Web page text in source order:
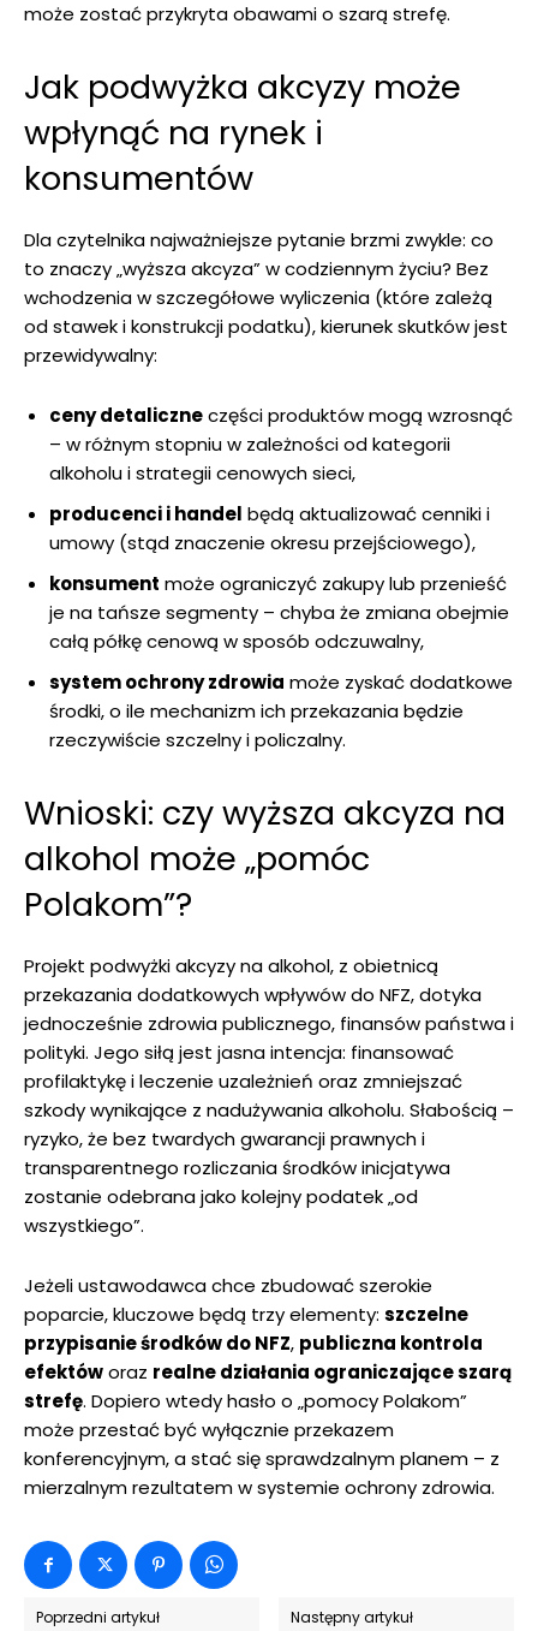
może zostać przykryta obawami o szarą strefę.
Jak podwyżka akcyzy może
wpłynąć na rynek i
konsumentów
Dla czytelnika najważniejsze pytanie brzmi zwykle: co
to znaczy „wyższa akcyza” w codziennym życiu? Bez
wchodzenia w szczegółowe wyliczenia (które zależą
od stawek i konstrukcji podatku), kierunek skutków jest
przewidywalny:
ceny detaliczneczęści produktów mogą wzrosnąć
– w różnym stopniu w zależności od kategorii
alkoholu i strategii cenowych sieci,
producenci i handel będą aktualizować cenniki i
umowy (stąd znaczenie okresu przejściowego),
konsument może ograniczyć zakupy lub przenieść
je na tańsze segmenty – chyba że zmiana obejmie
całą półkę cenową w sposób odczuwalny,
system ochrony zdrowia może zyskać dodatkowe
środki, o ile mechanizm ich przekazania będzie
rzeczywiście szczelny i policzalny.
Wnioski: czy wyższa akcyza na
alkohol może „pomóc
Polakom”?
Projekt podwyżki akcyzy na alkohol, z obietnicą
przekazania dodatkowych wpływów do NFZ, dotyka
jednocześnie zdrowia publicznego, finansów państwa i
polityki. Jego siłą jest jasna intencja: finansować
profilaktykę i leczenie uzależnień oraz zmniejszać
szkody wynikające z nadużywania alkoholu. Słabością –
ryzyko, że bez twardych gwarancji prawnych i
transparentnego rozliczania środków inicjatywa
zostanie odebrana jako kolejny podatek „od
wszystkiego”.
Jeżeli ustawodawca chce zbudować szerokie
poparcie, kluczowe będą trzy elementy: szczelne
przypisanie środków do NFZ, publiczna kontrola
efektóworaz realne działania ograniczające szarą
strefę. Dopiero wtedy hasło o „pomocy Polakom”
może przestać być wyłącznie przekazem
konferencyjnym, a stać się sprawdzalnym planem – z
mierzalnym rezultatem w systemie ochrony zdrowia.
Poprzedni artykuł Następny artykuł